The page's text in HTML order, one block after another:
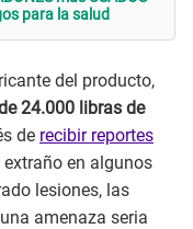
para la salud
del producto,
24.000 libras de
de recibir reportes
en algunos
lesiones, las
amenaza seria